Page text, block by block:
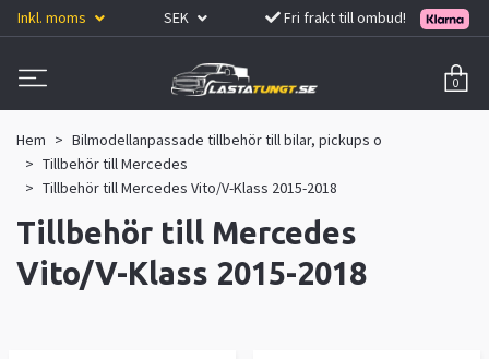
Inkl. moms SEK Fri frakt till ombud!
0
Hem
Bilmodellanpassade tillbehör till bilar, pickups o
Tillbehör till Mercedes
Tillbehör till Mercedes Vito/V-Klass 2015-2018
Tillbehör till Mercedes
Vito/V-Klass 2015-2018